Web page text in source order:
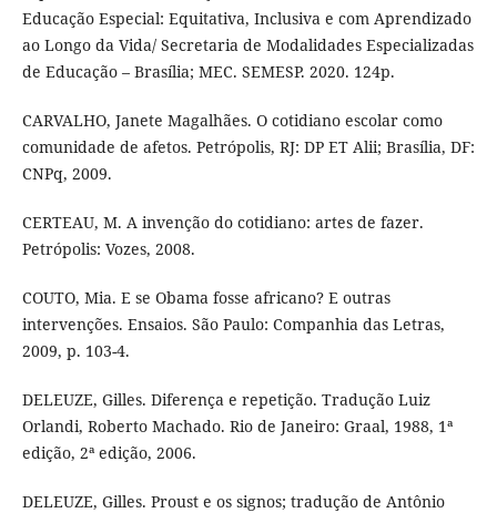
Educação Especial: Equitativa, Inclusiva e com Aprendizado
ao Longo da Vida/ Secretaria de Modalidades Especializadas
de Educação – Brasília; MEC. SEMESP. 2020. 124p.
CARVALHO, Janete Magalhães. O cotidiano escolar como
comunidade de afetos. Petrópolis, RJ: DP ET Alii; Brasília, DF:
CNPq, 2009.
CERTEAU, M. A invenção do cotidiano: artes de fazer.
Petrópolis: Vozes, 2008.
COUTO, Mia. E se Obama fosse africano? E outras
intervenções. Ensaios. São Paulo: Companhia das Letras,
2009, p. 103-4.
DELEUZE, Gilles. Diferença e repetição. Tradução Luiz
Orlandi, Roberto Machado. Rio de Janeiro: Graal, 1988, 1ª
edição, 2ª edição, 2006.
DELEUZE, Gilles. Proust e os signos; tradução de Antônio